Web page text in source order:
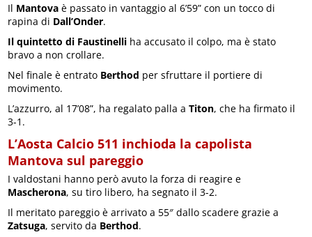
Il Mantova è passato in vantaggio al 6’59” con un tocco di
rapina di Dall’Onder.
Il quintetto di Faustinelli ha accusato il colpo, ma è stato
bravo a non crollare.
Nel finale è entrato Berthod per sfruttare il portiere di
movimento.
L’azzurro, al 17’08”, ha regalato palla aTiton, che ha firmato il
3-1.
L’Aosta Calcio 511 inchioda la capolista
Mantova sul pareggio
I valdostani hanno però avuto la forza di reagire e
Mascherona, su tiro libero, ha segnato il 3-2.
Il meritato pareggio è arrivato a 55″ dallo scadere grazie a
Zatsuga, servito da Berthod.